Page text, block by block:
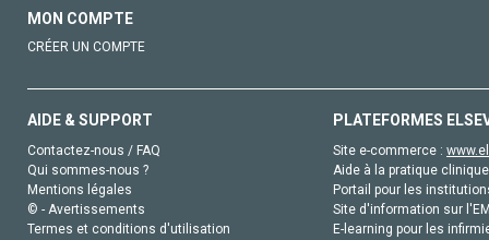
MON COMPTE
CRÉER UN COMPTE
AIDE & SUPPORT
Contactez-nous / FAQ
Qui sommes-nous ?
Mentions légales
© - Avertissements
Termes et conditions d'utilisation
PLATEFORMES
Site e-commerce :
Aide à la pratique
Portail pour les
Site d'information sur
E-learning pour les